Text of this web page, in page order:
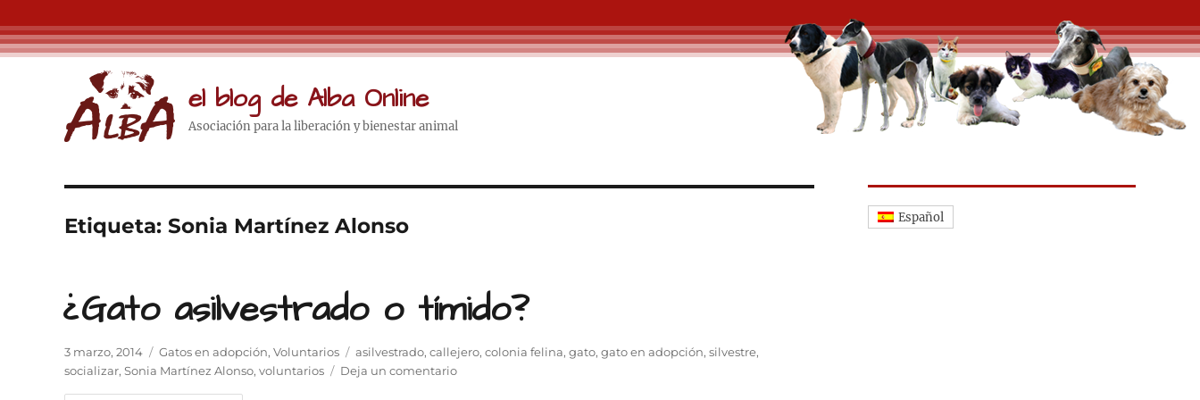
el blog de Alba Online
Asociación para la liberación y bienestar animal
Etiqueta: Sonia Martínez Alonso
¿Gato asilvestrado o tímido?
Publicado
el
3 marzo, 2014 Categorías
Gatos en adopción, Voluntarios Etiquetas
asilvestrado, callejero, colonia felina, gato, gato en adopción, silvestre,
socializar, Sonia Martínez Alonso, voluntarios Deja un comentarioen
Español